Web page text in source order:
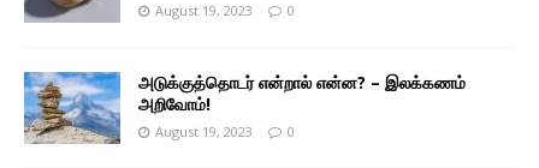
August 19, 2023 0
அடுக்குத்தொடர் என்றால் என்ன? – இலக்கணம்
அறிவோம்!
August 19, 2023 0